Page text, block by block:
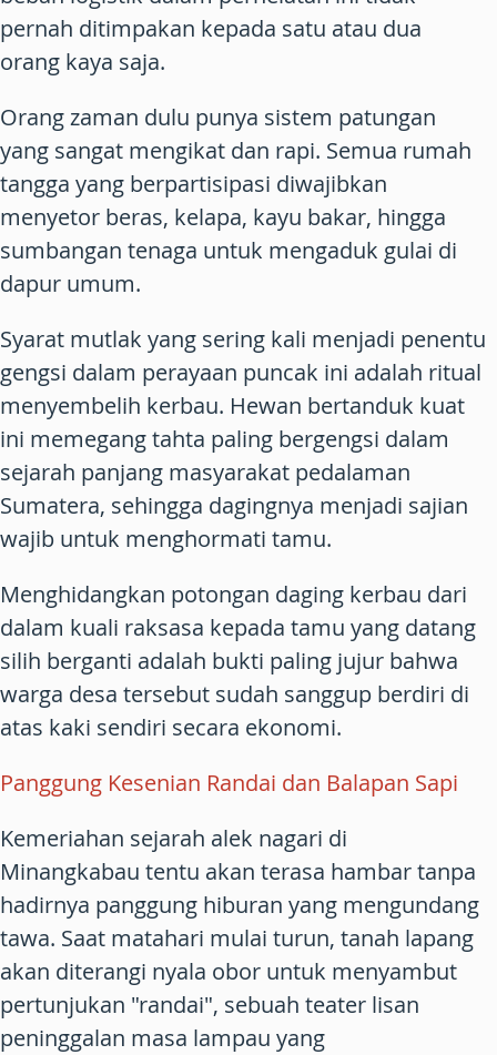
pernah ditimpakan kepada satu atau dua
orang kaya saja.
Orang zaman dulu punya sistem patungan
yang sangat mengikat dan rapi. Semua rumah
tangga yang berpartisipasi diwajibkan
menyetor beras, kelapa, kayu bakar, hingga
sumbangan tenaga untuk mengaduk gulai di
dapur umum.
Syarat mutlak yang sering kali menjadi penentu
gengsi dalam perayaan puncak ini adalah ritual
menyembelih kerbau. Hewan bertanduk kuat
ini memegang tahta paling bergengsi dalam
sejarah panjang masyarakat pedalaman
Sumatera, sehingga dagingnya menjadi sajian
wajib untuk menghormati tamu.
Menghidangkan potongan daging kerbau dari
dalam kuali raksasa kepada tamu yang datang
silih berganti adalah bukti paling jujur bahwa
warga desa tersebut sudah sanggup berdiri di
atas kaki sendiri secara ekonomi.
Panggung Kesenian Randai dan Balapan Sapi
Kemeriahan sejarah alek nagari di
Minangkabau tentu akan terasa hambar tanpa
hadirnya panggung hiburan yang mengundang
tawa. Saat matahari mulai turun, tanah lapang
akan diterangi nyala obor untuk menyambut
pertunjukan "randai", sebuah teater lisan
peninggalan masa lampau yang